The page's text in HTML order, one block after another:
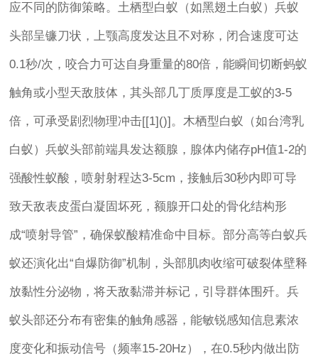
应不同的防御策略。土栖型白蚁（如黑翅土白蚁）兵蚁
头部呈镰刀状，上颚高度发达且不对称，闭合速度可达
0.1秒/次，咬合力可达自身重量的80倍，能瞬间切断蚂蚁
触角或小型天敌肢体，其头部几丁质厚度是工蚁的3-5
倍，可承受剧烈物理冲击[[1]()]。木栖型白蚁（如台湾乳
白蚁）兵蚁头部前端具发达额腺，腺体内储存pH值1-2的
强酸性蚁酸，喷射射程达3-5cm，接触后30秒内即可导
致天敌表皮蛋白凝固坏死，额腺开口处的骨化结构形
成“喷射导管”，确保蚁酸精准命中目标。部分高等白蚁兵
蚁还演化出“自爆防御”机制，头部肌肉收缩可破裂体壁释
放黏性分泌物，将天敌黏滞并标记，引导群体围歼。兵
蚁头部还分布有密集的触角感器，能敏锐感知信息素浓
度变化和振动信号（频率15-20Hz），在0.5秒内做出防